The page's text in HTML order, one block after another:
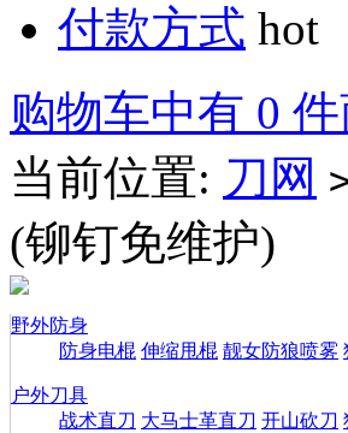
付款方式 hot
购物车中有 0
当前位置: 刀网
(铆钉免维护)
野外防身
防身电棍 伸缩甩棍 靓女防狼喷雾
户外刀具
战术直刀 大马士革直刀 开山砍刀